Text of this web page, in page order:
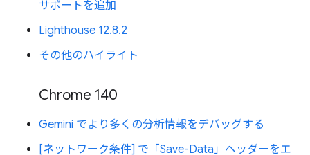
サポートを追加
Lighthouse 12.8.2
その他のハイライト
Chrome 140
Gemini でより多くの分析情報をデバッグする
[ネットワーク条件] で「Save-Data」ヘッダーをエ